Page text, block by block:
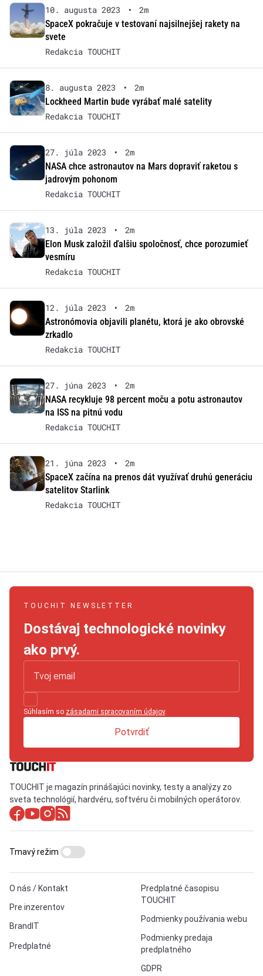
10. augusta 2023 •
2m
SpaceX pokračuje v testovaní najsilnejšej rakety na
svete
Redakcia TOUCHIT
8. augusta 2023 •
2m
Lockheed Martin bude vyrábať malé satelity
Redakcia TOUCHIT
27. júla 2023 •
2m
NASA chce astronautov na Mars dopraviť raketou s
jadrovým pohonom
Redakcia TOUCHIT
13. júla 2023 •
2m
Elon Musk založil ďalšiu spoločnosť, chce porozumieť
vesmíru
Redakcia TOUCHIT
12. júla 2023 •
2m
Astronómovia objavili planétu, ktorá je ako obrovské
zrkadlo
Redakcia TOUCHIT
27. júna 2023 •
2m
NASA recykluje 98 percent moču a potu astronautov
na ISS na pitnú vodu
Redakcia TOUCHIT
21. júna 2023 •
2m
SpaceX začína na prenos dát využívať druhú generáciu
satelitov Starlink
Redakcia TOUCHIT
TOUCHIT NEWSLETTER
Dostávaj technologické novinky
ako prvý.
Súhlasím so zásadami spracovaním údajov.
Potvrdiť
TOUCHIT je magazín prinášajúci novinky, testy a analýzy zo
sveta technológií, hardvéru, softvéru či mobilných operátorov.
O nás / Kontakt
Pre inzerentov
BrandIT
Predplatné
Predplatné časopisu
TOUCHIT
Podmienky používania webu
Podmienky predaja
predplatného
GDPR
Tmavý režim